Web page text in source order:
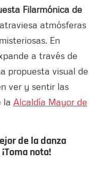
Filarmónica de
atmósferas
En
a través de
propuesta visual de
ver y sentir las
la Alcaldía Mayor de
de la danza
nota!